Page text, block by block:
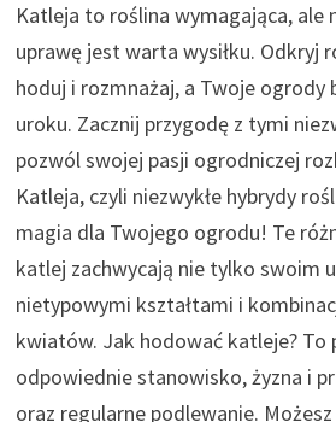
Katleja to roślina wymagająca, ale
uprawę jest warta wysiłku. Odkryj
hoduj i rozmnażaj, a Twoje ogrody
uroku. Zacznij przygodę z tymi
pozwól swojej pasji ogrodniczej
Katleja, czyli niezwykłe hybrydy
magia dla Twojego ogrodu! Te
katlej zachwycają nie tylko swoim
nietypowymi kształtami i
kwiatów. Jak hodować katleje? To
odpowiednie stanowisko, żyzna i
oraz regularne podlewanie.